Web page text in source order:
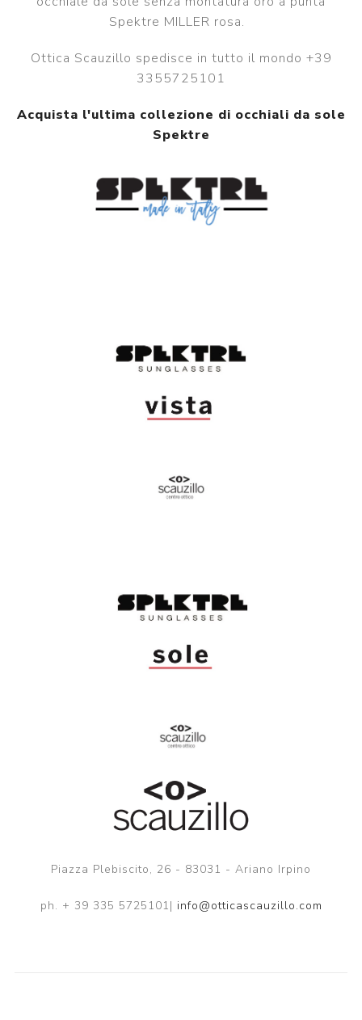
Spektre MILLER rosa.
Ottica Scauzillo spedisce in tutto il mondo +39
3355725101
Acquista l'ultima collezione di occhiali da sole
Spektre
Piazza Plebiscito, 26 - 83031 - Ariano Irpino
ph. + 39 335 5725101| info@otticascauzillo.com